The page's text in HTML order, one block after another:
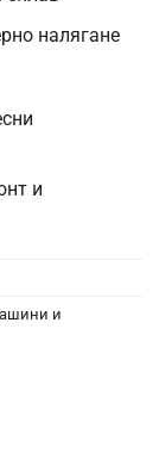
налягане
и
и